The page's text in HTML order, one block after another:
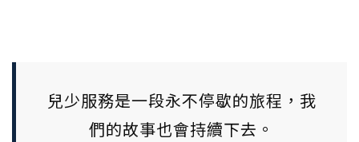
兒少服務是一段永不停歇的旅程，我
們的故事也會持續下去。